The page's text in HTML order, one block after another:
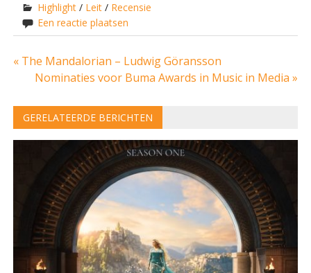
Highlight / Leit / Recensie
Een reactie plaatsen
Bericht
« The Mandalorian – Ludwig Göransson
Nominaties voor Buma Awards in Music in Media »
GERELATEERDE BERICHTEN